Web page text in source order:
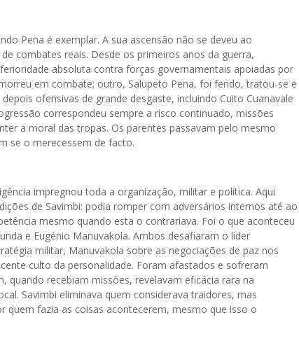
Pena é exemplar. A sua ascensão não se deveu ao
combates reais. Desde os primeiros anos da guerra,
absoluta contra forças governamentais apoiadas por
em combate; outro, Salupeto Pena, foi ferido, tratou-se e
ofensivas de grande desgaste, incluindo Cuito Cuanavale
correspondeu sempre a risco continuado, missões
a moral das tropas. Os parentes passavam pelo mesmo
se o merecessem de facto.
impregnou toda a organização, militar e política. Aqui
de Savimbi: podia romper com adversários internos até ao
mesmo quando esta o contrariava. Foi o que aconteceu
e Eugénio Manuvakola. Ambos desafiaram o líder
militar, Manuvakola sobre as negociações de paz nos
culto da personalidade. Foram afastados e sofreram
quando recebiam missões, revelavam eficácia rara na
Savimbi eliminava quem considerava traidores, mas
quem fazia as coisas acontecerem, mesmo que isso o